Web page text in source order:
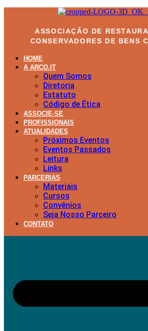
ASSOCIAÇÃO DE
CONSERVADORES DE BENS
HOME
A ARCO.IT
Quem Somos
Diretoria
Estatuto
Código de Ética
ASSOCIE-SE
PROFISSIONAIS
ATUALIDADES
Próximos Eventos
Eventos Passados
Leitura
Links
PARCERIAS
Materiais
Cursos
Convênios
Seja Nosso Parceiro
CONTATO